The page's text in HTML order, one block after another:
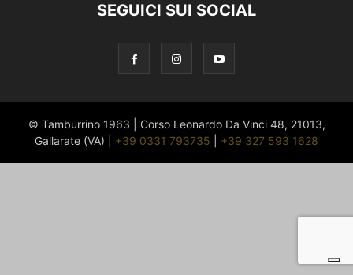
SEGUICI SUI SOCIAL
© Tamburrino 1963 | Corso Leonardo Da Vinci 48, 21013,
Gallarate (VA) | +39 0331 793735 +39 327 593 1628